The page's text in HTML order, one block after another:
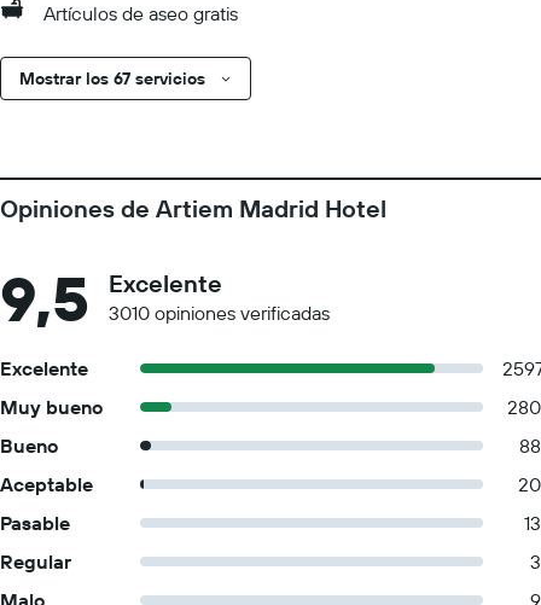
Artículos de aseo gratis
Mostrar los 67 servicios
Opiniones de Artiem Madrid Hotel
9,5 Excelente
3010 opiniones verificadas
Excelente
Muy bueno
280
Bueno
88
Aceptable
20
Pasable
13
Regular
3
Malo
9